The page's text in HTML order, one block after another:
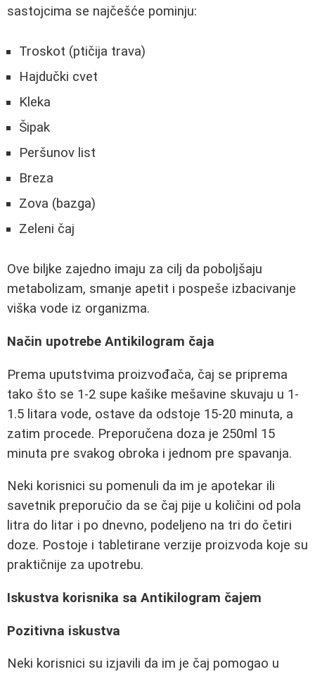
sastojcima se najčešće pominju:
Troskot (ptičija trava)
Hajdučki cvet
Kleka
Šipak
Peršunov list
Breza
Zova (bazga)
Zeleni čaj
Ove biljke zajedno imaju za cilj da poboljšaju
metabolizam, smanje apetit i pospeše izbacivanje
viška vode iz organizma.
Način upotrebe Antikilogram čaja
Prema uputstvima proizvođača, čaj se priprema
tako što se 1-2 supe kašike mešavine skuvaju u 1-
1.5 litara vode, ostave da odstoje 15-20 minuta, a
zatim procede. Preporučena doza je 250ml 15
minuta pre svakog obroka i jednom pre spavanja.
Neki korisnici su pomenuli da im je apotekar ili
savetnik preporučio da se čaj pije u količini od pola
litra do litar i po dnevno, podeljeno na tri do četiri
doze. Postoje i tabletirane verzije proizvoda koje su
praktičnije za upotrebu.
Iskustva korisnika sa Antikilogram čajem
Pozitivna iskustva
Neki korisnici su izjavili da im je čaj pomogao u